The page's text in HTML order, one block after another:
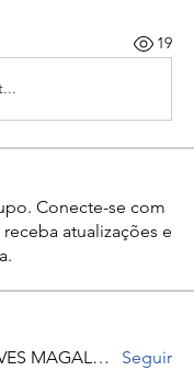
19
Conecte-se com
atualizações e
IZABELA ALVES MAGALHÃES Seguir